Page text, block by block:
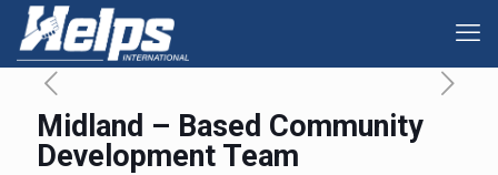
Midland – Based Community
Development Team